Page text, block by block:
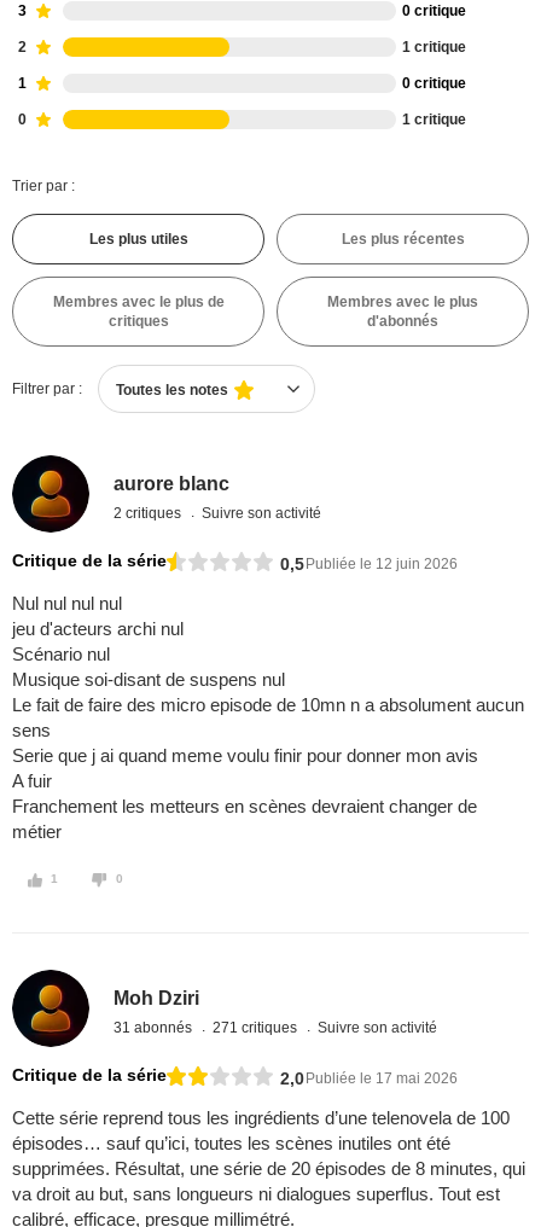
3 0 critique
2 1 critique
1 0 critique
0 1 critique
Trier par :
Les plus utiles Les plus récentes
Membres avec le plus de
critiques
Membres avec le plus
d'abonnés
Filtrer par : Toutes les notes
aurore blanc
2 critiques Suivre son activité
Critique de la série 0,5Publiée le 12 juin 2026
Nul nul nul nul
jeu d'acteurs archi nul
Scénario nul
Musique soi-disant de suspens nul
Le fait de faire des micro episode de 10mn n a absolument aucun
sens
Serie que j ai quand meme voulu finir pour donner mon avis
A fuir
Franchement les metteurs en scènes devraient changer de
métier
1 0
Moh Dziri
31 abonnés 271 critiques Suivre son activité
Critique de la série 2,0Publiée le 17 mai 2026
Cette série reprend tous les ingrédients d’une telenovela de 100
épisodes… sauf qu’ici, toutes les scènes inutiles ont été
supprimées. Résultat, une série de 20 épisodes de 8 minutes, qui
va droit au but, sans longueurs ni dialogues superflus. Tout est
calibré, efficace, presque millimétré.